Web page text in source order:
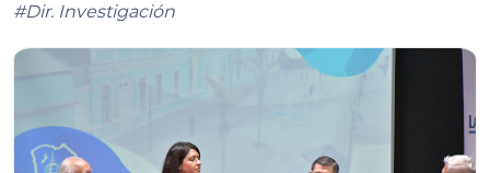
#Dir. Investigación